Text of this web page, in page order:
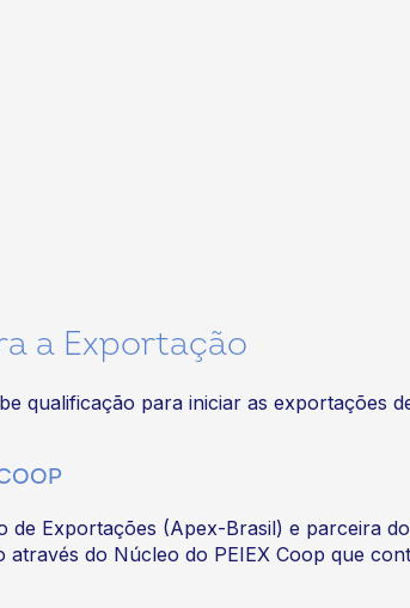
a Exportação
qualificação para iniciar as exportações
Exportações (Apex-Brasil) e parceira
do Núcleo do PEIEX Coop que